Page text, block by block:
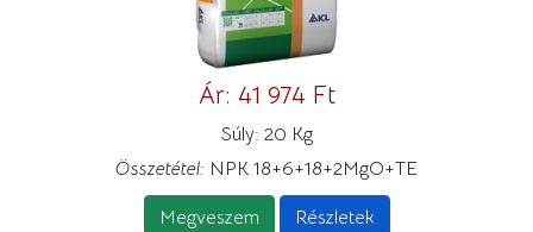
Ár: 41 974 Ft
Súly: 20 Kg
Összetétel: NPK 18+6+18+2MgO+TE
Megveszem Részletek